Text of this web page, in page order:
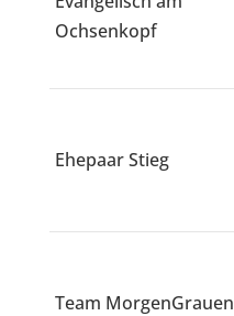
Ochsenkopf
Ehepaar Stieg
Team MorgenGrauen